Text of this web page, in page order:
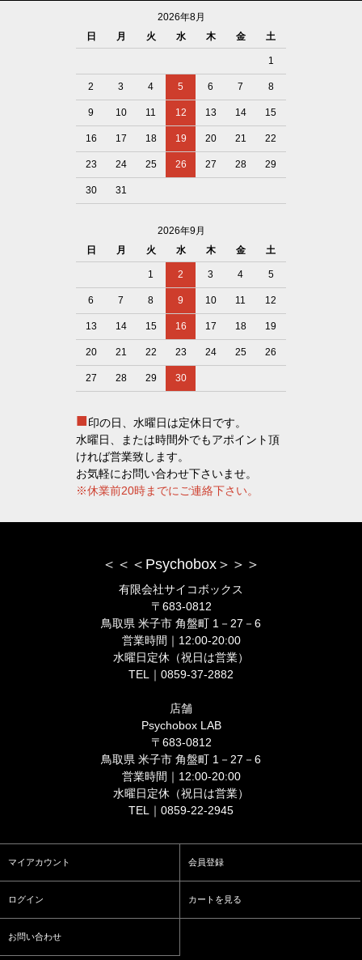
2026年8月
日
月 火 水 木 金 土
1
2 3 4 5 6 7 8
9 10 11 12 13 14 15
16 17 18 19 20 21 22
23 24 25 26 27 28 29
30 31
2026年9月
日
月 火 水 木 金 土
1 2 3 4 5
6 7 8 9 10 11 12
13 14 15 16 17 18 19
20 21 22 23 24 25 26
27 28 29 30
■印の日、水曜日は定休日です。
水曜日、または時間外でもアポイント頂
ければ営業致します。
お気軽にお問い合わせ下さいませ。
※休業前20時までにご連絡下さい。
＜＜＜Psychobox＞＞＞
有限会社サイコボックス
〒683-0812
鳥取県 米子市 角盤町 1－27－6
営業時間｜12:00-20:00
水曜日定休（祝日は営業）
TEL｜0859-37-2882
店舗
Psychobox LAB
〒683-0812
鳥取県 米子市 角盤町 1－27－6
営業時間｜12:00-20:00
水曜日定休（祝日は営業）
TEL｜0859-22-2945
マイアカウント 会員登録
ログイン カートを見る
お問い合わせ